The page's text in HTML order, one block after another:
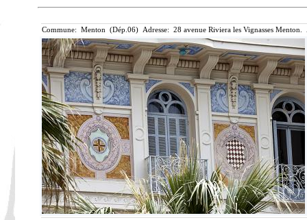
Commune: Menton (Dép.06) Adresse: 28 avenue Riviera les Vignasses